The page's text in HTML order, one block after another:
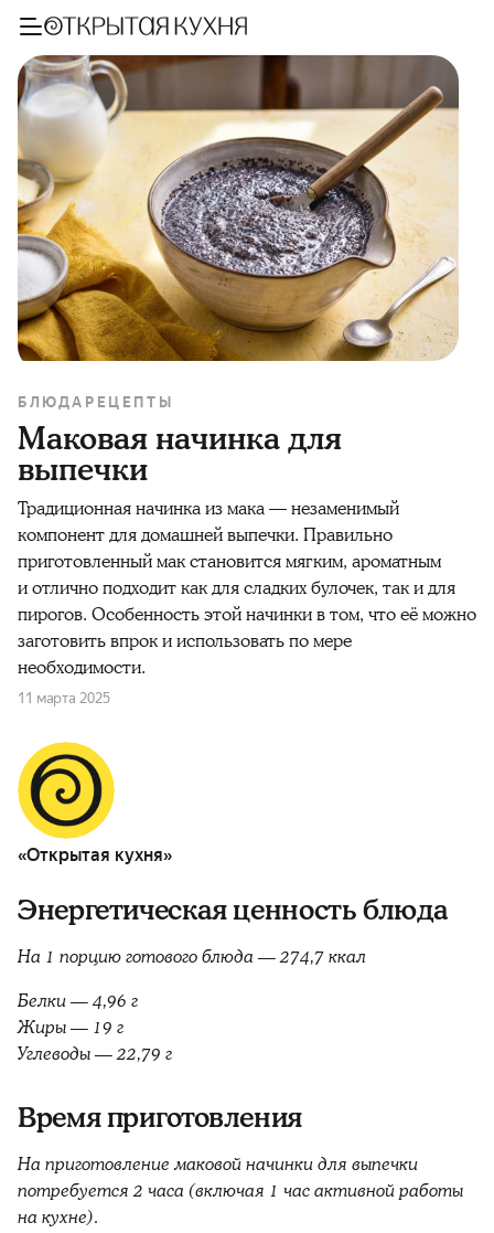
БЛЮДА РЕЦЕПТЫ
Маковая начинка для
выпечки
Традиционная начинка из мака — незаменимый
компонент для домашней выпечки. Правильно
приготовленный мак становится мягким, ароматным
и отлично подходит как для сладких булочек, так и для
пирогов. Особенность этой начинки в том, что её можно
заготовить впрок и использовать по мере
необходимости.
11 марта 2025
«Открытая кухня»
Энергетическая ценность блюда
На 1 порцию готового блюда — 274,7 ккал
Белки — 4,96 г
Жиры — 19 г
Углеводы — 22,79 г
Время приготовления
На приготовление маковой начинки для выпечки
потребуется 2 часа (включая 1 час активной работы
на кухне).